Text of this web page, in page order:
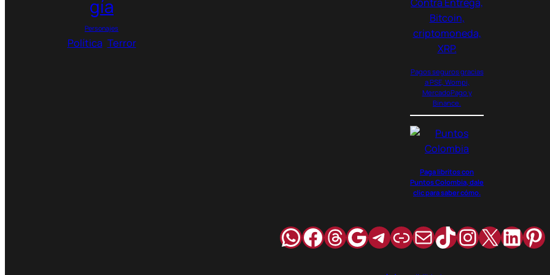
gía
Personajes
Política Terror
Pagos seguros gracias
a PSE, Wompi,
MercadoPago y
Binance.
Paga libritos con
Puntos Colombia, dale
clic para saber cómo.
WhatsApp
Facebook
Hilos
Google
Telegram
Enlace
Correo
TikTok
Instagram
X